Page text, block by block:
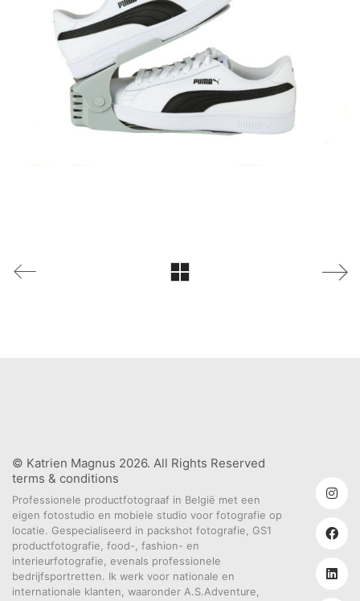
© Katrien Magnus 2026. All Rights Reserved
terms & conditions
Professionele productfotograaf in België met een
eigen fotostudio en mobiele studio voor fotografie op
locatie. Gespecialiseerd in packshot fotografie, GS1
productfotografie, food-, fashion- en
interieurfotografie, evenals professionele
bedrijfsportretten. Ik werk voor nationale en
internationale klanten, waaronder A.S.Adventure,